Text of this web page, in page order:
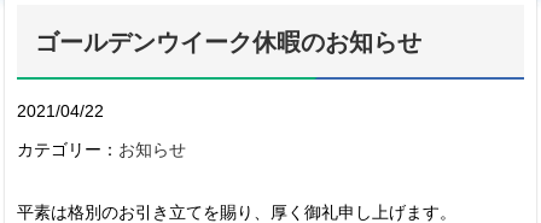
ゴールデンウイーク休暇のお知らせ
2021/04/22
カテゴリー： お知らせ
平素は格別のお引き立てを賜り、厚く御礼申し上げます。